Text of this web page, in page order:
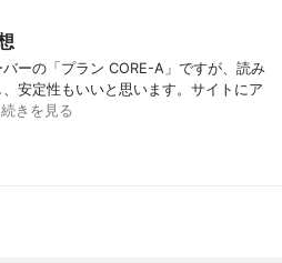
ーの「プラン CORE-A」ですが、読み
安定性もいいと思います。サイトにア
続きを見る